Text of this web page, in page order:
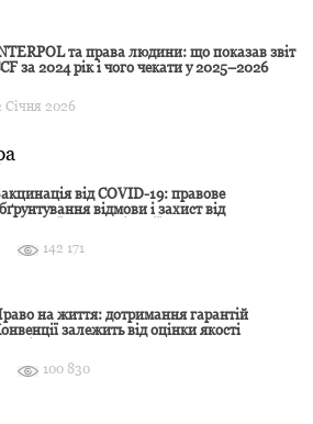
та права людини: що показав звіт
за 2024 рік і чого чекати у 2025–2026
Січня 2026
від COVID-19: правове
відмови і захист від
142 171
на життя: дотримання гарантій
залежить від оцінки якості
100 830